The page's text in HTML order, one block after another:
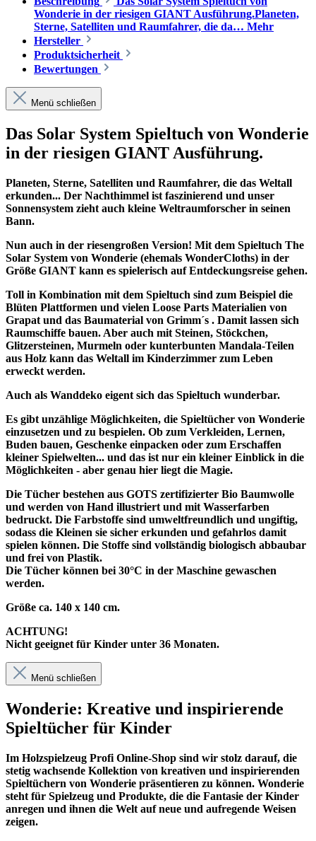
Wonderie in der riesigen GIANT Ausführung.Planeten,
Sterne, Satelliten und Raumfahrer, die da… Mehr
Hersteller
Produktsicherheit
Bewertungen
Menü schließen
Das Solar System Spieltuch von Wonderie
in der riesigen GIANT Ausführung.
Planeten, Sterne, Satelliten und Raumfahrer, die das Weltall
erkunden... Der Nachthimmel ist faszinierend und unser
Sonnensystem zieht auch kleine Weltraumforscher in seinen
Bann.
Nun auch in der riesengroßen Version! Mit dem Spieltuch The
Solar System von Wonderie (ehemals WonderCloths) in der
Größe GIANT kann es spielerisch auf Entdeckungsreise gehen.
Toll in Kombination mit dem Spieltuch sind zum Beispiel die
Blüten Plattformen und vielen Loose Parts Materialien von
Grapat und das Baumaterial von Grimm´s . Damit lassen sich
Raumschiffe bauen. Aber auch mit Steinen, Stöckchen,
Glitzersteinen, Murmeln oder kunterbunten Mandala-Teilen
aus Holz kann das Weltall im Kinderzimmer zum Leben
erweckt werden.
Auch als Wanddeko eigent sich das Spieltuch wunderbar.
Es gibt unzählige Möglichkeiten, die Spieltücher von Wonderie
einzusetzen und zu bespielen. Ob zum Verkleiden, Lernen,
Buden bauen, Geschenke einpacken oder zum Erschaffen
kleiner Spielwelten... und das ist nur ein kleiner Einblick in die
Möglichkeiten - aber genau hier liegt die Magie.
Die Tücher bestehen aus GOTS zertifizierter Bio Baumwolle
und werden von Hand illustriert und mit Wasserfarben
bedruckt. Die Farbstoffe sind umweltfreundlich und ungiftig,
sodass die Kleinen sie sicher erkunden und gefahrlos damit
spielen können. Die Stoffe sind vollständig biologisch abbaubar
und frei von Plastik.
Die Tücher können bei 30°C in der Maschine gewaschen
werden.
Größe ca. 140 x 140 cm.
ACHTUNG!
Nicht geeignet für Kinder unter 36 Monaten.
Menü schließen
Wonderie: Kreative und inspirierende
Spieltücher für Kinder
Im Holzspielzeug Profi Online-Shop sind wir stolz darauf, die
stetig wachsende Kollektion von kreativen und inspirierenden
Spieltüchern von Wonderie präsentieren zu können. Wonderie
steht für Spielzeug und Produkte, die die Fantasie der Kinder
anregen und ihnen die Welt auf neue und aufregende Weisen
zeigen.